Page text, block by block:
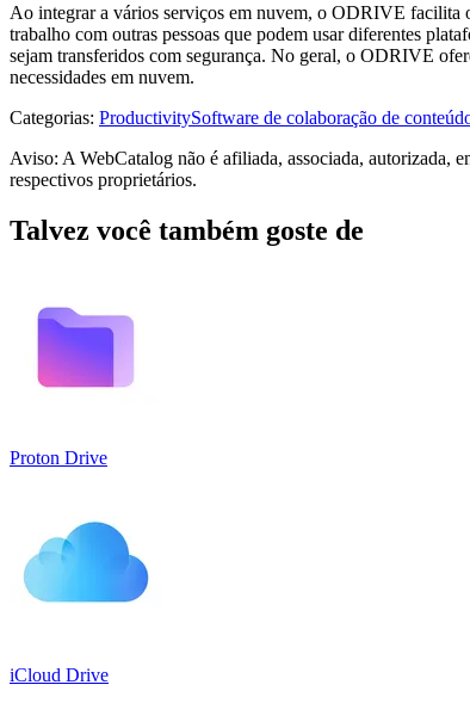
Ao integrar a vários serviços em nuvem, o ODRIVE facilita
trabalho com outras pessoas que podem usar diferentes
sejam transferidos com segurança. No geral, o ODRIVE
necessidades em nuvem.
Categorias: ProductivitySoftware de colaboração de
Aviso: A WebCatalog não é afiliada, associada, autorizada,
respectivos proprietários.
Talvez você também goste de
Proton Drive
iCloud Drive